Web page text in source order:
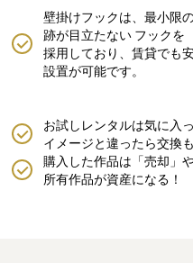
壁掛けフックは、最小限
跡が目立たない フックを
採用しており、賃貸でも
設置が可能です。
購入した作品は「売却」
所有作品が資産になる！
お試しレンタルは気に入
イメージと違ったら交換